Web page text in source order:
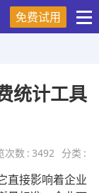
免费试用
统计工具
次数 : 3492 分类 :
直接影响着企业